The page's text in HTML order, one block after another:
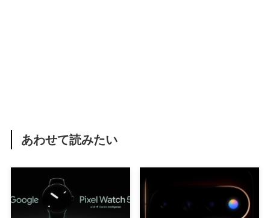
あわせて読みたい